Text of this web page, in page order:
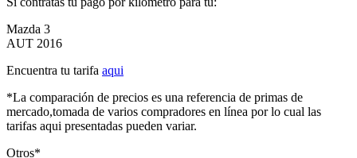
Mazda 3
AUT 2016
Encuentra tu tarifa aqui
*La comparación de precios es una referencia de primas de
mercado,tomada de varios compradores en línea por lo cual las
tarifas aqui presentadas pueden variar.
Otros*